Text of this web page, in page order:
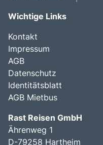
Wichtige Links
Kontakt
Impressum
AGB
Datenschutz
Identitätsblatt
AGB Mietbus
Rast Reisen GmbH
Ährenweg 1
D-79258 Hartheim